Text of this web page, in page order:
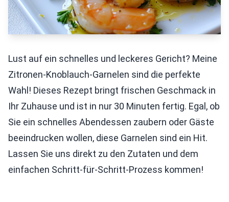
Lust auf ein schnelles und leckeres Gericht? Meine
Zitronen-Knoblauch-Garnelen sind die perfekte
Wahl! Dieses Rezept bringt frischen Geschmack in
Ihr Zuhause und ist in nur 30 Minuten fertig. Egal, ob
Sie ein schnelles Abendessen zaubern oder Gäste
beeindrucken wollen, diese Garnelen sind ein Hit.
Lassen Sie uns direkt zu den Zutaten und dem
einfachen Schritt-für-Schritt-Prozess kommen!